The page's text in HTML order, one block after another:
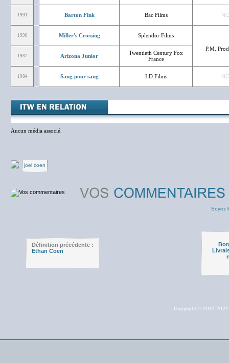
1991 Barton Fink Bac Films NC
1990 Miller's Crossing Splendor Films
P.M.
1987 Arizona Junior
Twentieth Century Fox
France
1984 Sang pour sang I.D Films NC
Aucun média associé.
joel coen
Soyez
Définition précédente :
Ethan Coen
Copyright © 2011-